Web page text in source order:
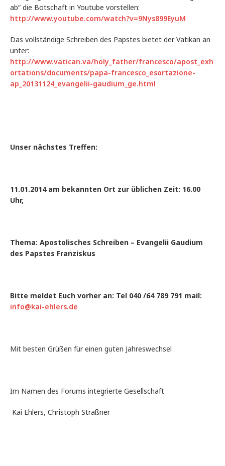
ab“ die Botschaft in Youtube vorstellen:
http://www.youtube.com/watch?v=9Nys899EyuM
Das vollständige Schreiben des Papstes bietet der Vatikan an
unter:
http://www.vatican.va/holy_father/francesco/apost_exh
ortations/documents/papa-francesco_esortazione-
ap_20131124_evangelii-gaudium_ge.html
Unser nächstes Treffen:
11.01.2014 am bekannten Ort zur üblichen Zeit: 16.00
Uhr,
Thema: Apostolisches Schreiben – Evangelii Gaudium
des Papstes Franziskus
Bitte meldet Euch vorher an: Tel 040 /64 789 791 mail:
info@kai-ehlers.de
Mit besten Grüßen für einen guten Jahreswechsel
Im Namen des Forums integrierte Gesellschaft
Kai Ehlers, Christoph Sträßner